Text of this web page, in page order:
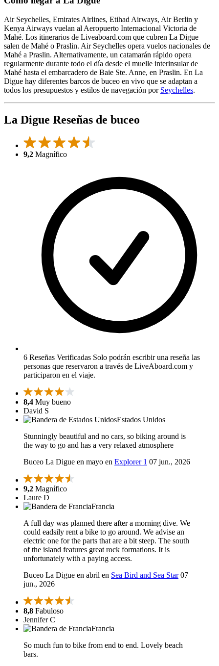
Air Seychelles, Emirates Airlines, Etihad Airways, Air Berlin y
Kenya Airways vuelan al Aeropuerto Internacional Victoria de
Mahé. Los itinerarios de Liveaboard.com que cubren La Digue
salen de Mahé o Praslin. Air Seychelles opera vuelos nacionales de
Mahé a Praslin. Alternativamente, un catamarán rápido opera
regularmente durante todo el día desde el muelle interinsular de
Mahé hasta el embarcadero de Baie Ste. Anne, en Praslin. En La
Digue hay diferentes barcos de buceo en vivo que se adaptan a
todos los presupuestos y estilos de navegación por Seychelles.
La Digue Reseñas de buceo
9,2 Magnífico
6 Reseñas Verificadas Solo podrán escribir una reseña las
personas que reservaron a través de LiveAboard.com y
participaron en el viaje.
8,4 Muy bueno
David S
Estados Unidos
Stunningly beautiful and no cars, so biking around is
the way to go and has a very relaxed atmosphere
Buceo La Digue en mayo en Explorer 1 07 jun., 2026
9,2 Magnífico
Laure D
Francia
A full day was planned there after a morning dive. We
could eadsily rent a bike to go around. We advise an
electric one for the parts that are a bit steep. The south
of the island features great rock formations. It is
unfortunately with a paying access.
Buceo La Digue en abril en Sea Bird and Sea Star 07
jun., 2026
8,8 Fabuloso
Jennifer C
Francia
So much fun to bike from end to end. Lovely beach
bars.